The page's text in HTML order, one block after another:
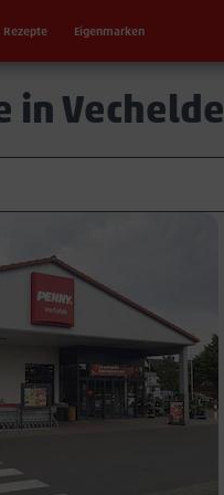
Rezepte Eigenmarken
in Vechelde